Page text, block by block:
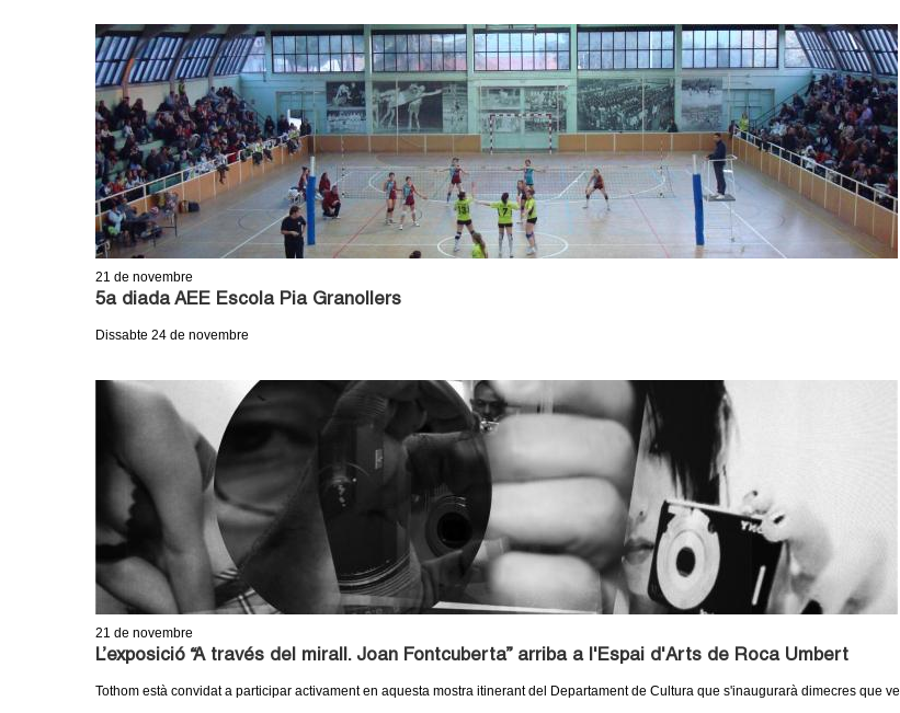
n
o
l
l
e
r
s
21 de novembre
5a diada AEE Escola Pia Granollers
Dissabte 24 de novembre
21 de novembre
L’exposició “A través del mirall. Joan Fontcuberta” arriba a l'Espai d'Arts de Roca Umbert
Tothom està convidat a participar activament en aquesta mostra itinerant del Departament de Cultura que s'inaugurarà dimecres que ve